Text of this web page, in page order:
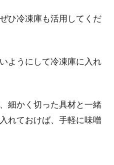
ひ冷凍庫も活用してくだ
ようにして冷凍庫に入れ
細かく切った具材と一緒
れておけば、手軽に味噌